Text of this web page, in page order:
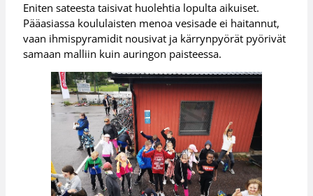
Eniten sateesta taisivat huolehtia lopulta aikuiset.
Pääasiassa koululaisten menoa vesisade ei haitannut,
vaan ihmispyramidit nousivat ja kärrynpyörät pyörivät
samaan malliin kuin auringon paisteessa.